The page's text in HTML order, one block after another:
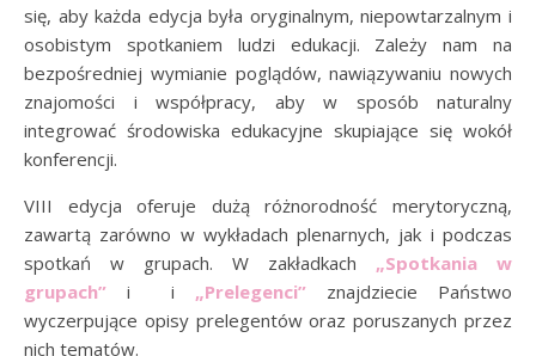
się, aby każda edycja była oryginalnym, niepowtarzalnym i
osobistym spotkaniem ludzi edukacji. Zależy nam na
bezpośredniej wymianie poglądów, nawiązywaniu nowych
znajomości i współpracy, aby w sposób naturalny
integrować środowiska edukacyjne skupiające się wokół
konferencji.
VIII edycja oferuje dużą różnorodność merytoryczną,
zawartą zarówno w wykładach plenarnych, jak i podczas
spotkań w grupach. W zakładkach „Spotkania w
grupach” i i „Prelegenci”
znajdziecie Państwo
wyczerpujące opisy prelegentów oraz poruszanych przez
nich tematów.